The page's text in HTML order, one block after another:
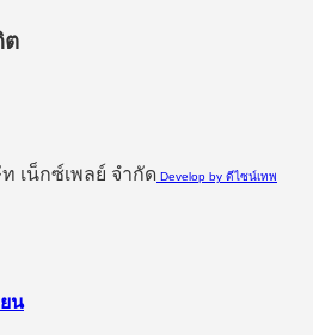
ต
เน็กซ์เพลย์ จำกัด Develop by ดีไซน์เทพ
น